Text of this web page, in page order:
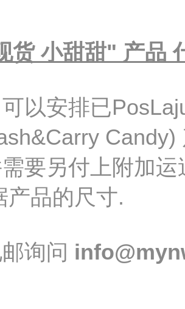
货 小甜甜" 产品
以安排已
要另付上附加
产品的尺寸.
询问